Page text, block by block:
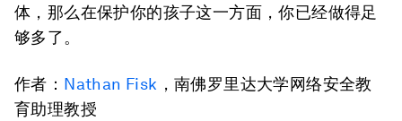
体，那么在保护你的孩子这一方面，你已经做得足
够多了。
作者： Nathan Fisk ，南佛罗里达大学网络安全教
育助理教授